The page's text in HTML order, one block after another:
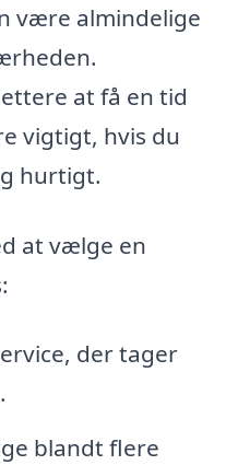
være almindelige
at få en tid
vigtigt, hvis du
hurtigt.
at vælge en
der tager
blandt flere